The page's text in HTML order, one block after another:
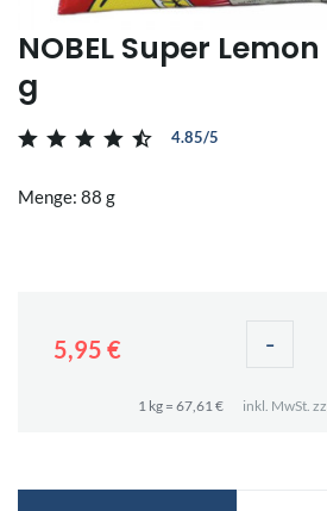
NOBEL Super
g
4.85/5
Menge: 88 g
5,95 € -
1 kg = 67,61 € inkl. MwSt.